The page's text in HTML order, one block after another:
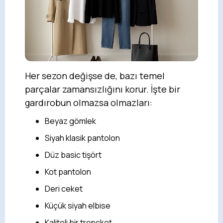
Her sezon değişse de, bazı temel
parçalar zamansızlığını korur. İşte bir
gardırobun olmazsa olmazları:
Beyaz gömlek
Siyah klasik pantolon
Düz basic tişört
Kot pantolon
Deri ceket
Küçük siyah elbise